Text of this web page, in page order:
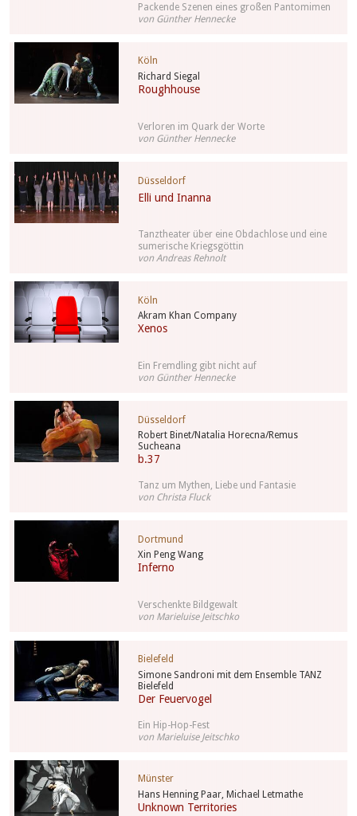
Packende Szenen eines großen Pantomimen
von Günther Hennecke
Richard Siegal
Roughhouse
Köln
Verloren im Quark der Worte
von Günther Hennecke
Elli und Inanna
Düsseldorf
Tanztheater über eine Obdachlose und eine
sumerische Kriegsgöttin
von Andreas Rehnolt
Akram Khan Company
Xenos
Köln
Ein Fremdling gibt nicht auf
von Günther Hennecke
Robert Binet/Natalia Horecna/Remus
Sucheana
b.37
Düsseldorf
Tanz um Mythen, Liebe und Fantasie
von Christa Fluck
Xin Peng Wang
Inferno
Dortmund
Verschenkte Bildgewalt
von Marieluise Jeitschko
Simone Sandroni mit dem Ensemble TANZ
Bielefeld
Der Feuervogel
Bielefeld
Ein Hip-Hop-Fest
von Marieluise Jeitschko
Hans Henning Paar, Michael Letmathe
Unknown Territories
Münster